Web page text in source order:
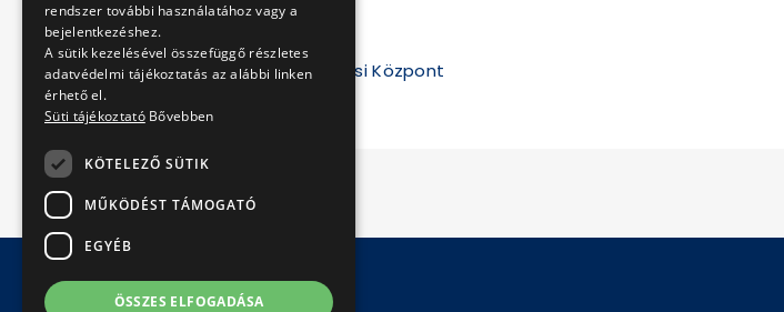
Budapesti Közlekedési Központ
rendszer további használatához vagy a
bejelentkezéshez.
A sütik kezelésével összefüggő részletes
adatvédelmi tájékoztatás az alábbi linken
érhető el.
Süti tájékoztató Bővebben
KÖTELEZŐ SÜTIK
MŰKÖDÉST TÁMOGATÓ
EGYÉB
ÖSSZES ELFOGADÁSA